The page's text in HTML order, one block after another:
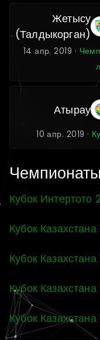
Жетысу
(Талдыкорган)
14 апр. 2019 ·
Атырау
10 апр. 2019 ·
Чемпионаты
Кубок
Кубок
Кубок
Кубок
Кубок